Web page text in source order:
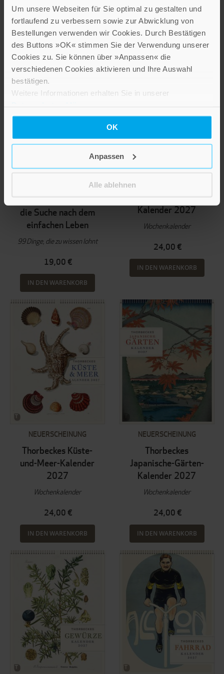
Um unsere Webseiten für Sie optimal zu gestalten und
fortlaufend zu verbessern sowie zur Abwicklung von
Bestellungen verwenden wir Cookies. Durch Bestätigen
des Buttons »OK« stimmen Sie der Verwendung unserer
Cookies zu. Sie können über »Anpassen« die
verschiedenen Cookies aktivieren und Ihre Auswahl
bestätigen.
Weitere Informationen erhalten Sie in unserer
OK
Anpassen
Alle ablehnen
IN DEN WARENKORB
NEUERSCHEINUNG
die Suche nach dem
einfachen Leben
99 Dinge, die zu wissen lohnt
19,00 €
IN DEN WARENKORB
NEUERSCHEINUNG
Kalender 2027
Wochenkalender
24,00 €
IN DEN WARENKORB
NEUERSCHEINUNG
Thorbeckes Küste-
und-Meer-Kalender
2027
Wochenkalender
24,00 €
IN DEN WARENKORB
NEUERSCHEINUNG
Thorbeckes
Japanische-Gärten-
Kalender 2027
Wochenkalender
24,00 €
IN DEN WARENKORB